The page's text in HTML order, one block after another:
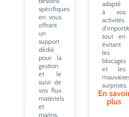
spécifiques
en vous
offrant
un
support
dédié
pour la
gestion
et le
suivi de
vos flux
matériels
et
marins,
adapté
à vos
activités
d’import/
tout en
évitant
les
blocages
et les
surprises.
En
plus